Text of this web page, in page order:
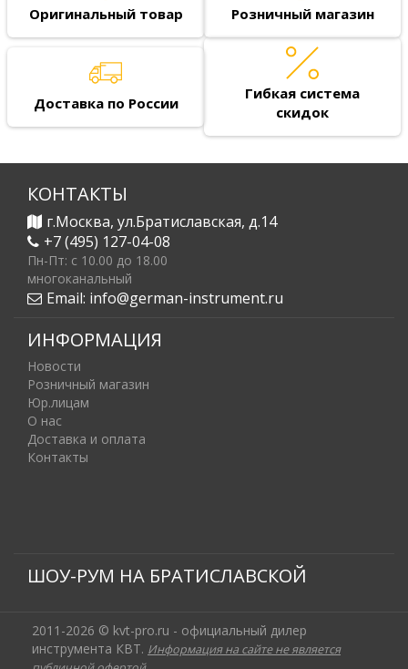
Оригинальный товар Розничный магазин
Доставка по России
Гибкая система
скидок
КОНТАКТЫ
г.Москва, ул.Братиславская, д.14
+7 (495) 127-04-08
Пн-Пт: c 10.00 до 18.00
многоканальный
Email: info@german-instrument.ru
ИНФОРМАЦИЯ
Новости
Розничный магазин
Юр.лицам
О нас
Доставка и оплата
Контакты
ШОУ-РУМ НА БРАТИСЛАВСКОЙ
2011-2026 © kvt-pro.ru - официальный дилер
инструмента КВТ. Информация на сайте не является